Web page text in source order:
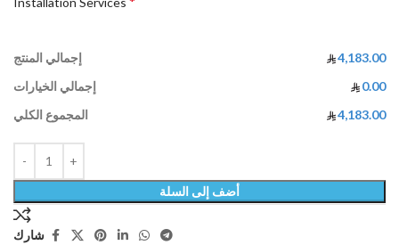
إجمالي المنتج
4,183.00
إجمالي الخيارات
0.00
المجموع الكلي
4,183.00
أضف إلى السلة
شارك